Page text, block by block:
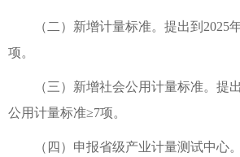
（二）新增计量标准。提出到2025
项。
（三）新增社会公用计量标准。提出
公用计量标准≥7项。
（四）申报省级产业计量测试中心。